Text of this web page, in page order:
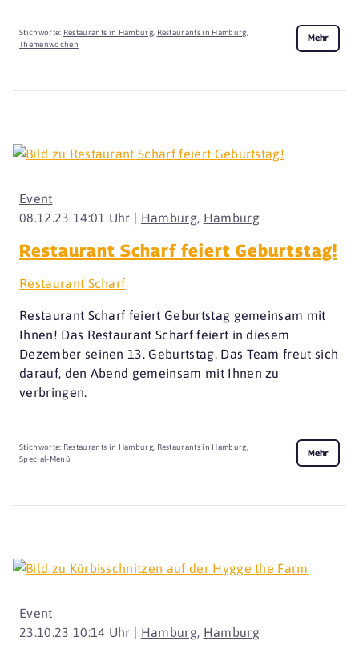
Stichworte: Restaurants in Hamburg, Restaurants in Hamburg,
Themenwochen
Mehr
08.12.23 14:01 Uhr | Hamburg, Hamburg
Event
Restaurant Scharf feiert Geburtstag!
Restaurant Scharf
Restaurant Scharf feiert Geburtstag gemeinsam mit
Ihnen! Das Restaurant Scharf feiert in diesem
Dezember seinen 13. Geburtstag. Das Team freut sich
darauf, den Abend gemeinsam mit Ihnen zu
verbringen.
Stichworte: Restaurants in Hamburg, Restaurants in Hamburg,
Special-Menü
Mehr
23.10.23 10:14 Uhr | Hamburg, Hamburg
Event